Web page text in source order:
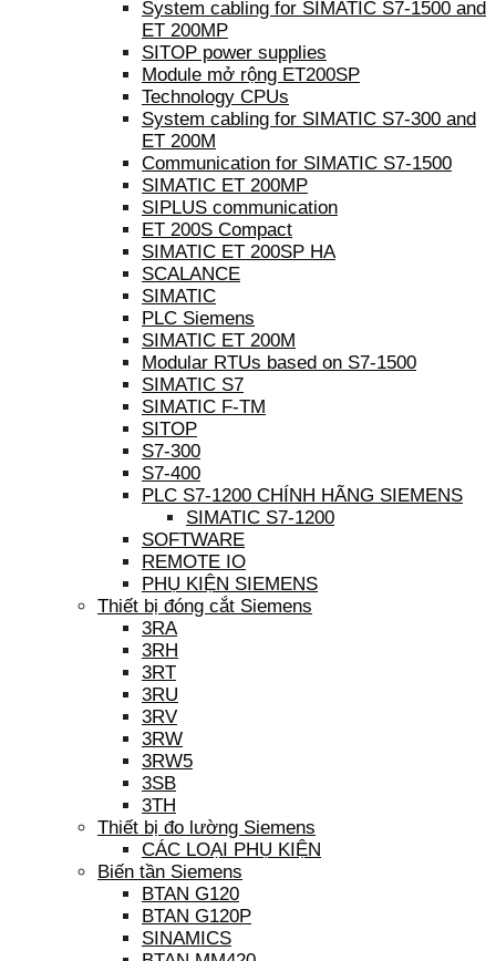
System cabling for SIMATIC S7-1500 and
ET 200MP
SITOP power supplies
Module mở rộng ET200SP
Technology CPUs
System cabling for SIMATIC S7-300 and
ET 200M
Communication for SIMATIC S7-1500
SIMATIC ET 200MP
SIPLUS communication
ET 200S Compact
SIMATIC ET 200SP HA
SCALANCE
SIMATIC
PLC Siemens
SIMATIC ET 200M
Modular RTUs based on S7-1500
SIMATIC S7
SIMATIC F-TM
SITOP
S7-300
S7-400
PLC S7-1200 CHÍNH HÃNG SIEMENS
SIMATIC S7-1200
SOFTWARE
REMOTE IO
PHỤ KIỆN SIEMENS
Thiết bị đóng cắt Siemens
3RA
3RH
3RT
3RU
3RV
3RW
3RW5
3SB
3TH
Thiết bị đo lường Siemens
CÁC LOẠI PHỤ KIỆN
Biến tần Siemens
BTAN G120
BTAN G120P
SINAMICS